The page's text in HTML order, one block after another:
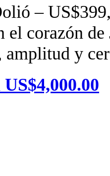
–
el corazón
amplitud y